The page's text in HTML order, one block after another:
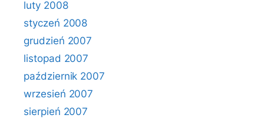
luty 2008
styczeń 2008
grudzień 2007
listopad 2007
październik 2007
wrzesień 2007
sierpień 2007